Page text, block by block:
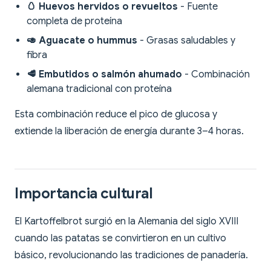
🥚 Huevos hervidos o revueltos - Fuente
completa de proteína
🥑 Aguacate o hummus - Grasas saludables y
fibra
🥩 Embutidos o salmón ahumado - Combinación
alemana tradicional con proteína
Esta combinación reduce el pico de glucosa y
extiende la liberación de energía durante 3–4 horas.
Importancia cultural
El Kartoffelbrot surgió en la Alemania del siglo XVIII
cuando las patatas se convirtieron en un cultivo
básico, revolucionando las tradiciones de panadería.